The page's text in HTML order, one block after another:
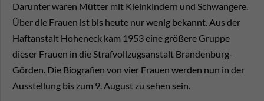
Darunter waren Mütter mit Kleinkindern und Schwangere.
Über die Frauen ist bis heute nur wenig bekannt. Aus der
Haftanstalt Hoheneck kam 1953 eine größere Gruppe
dieser Frauen in die Strafvollzugsanstalt Brandenburg-
Görden. Die Biografien von vier Frauen werden nun in der
Ausstellung bis zum 9. August zu sehen sein.